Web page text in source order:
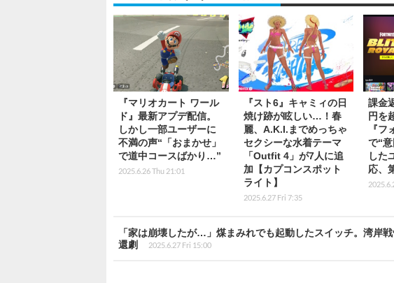
『マリオカート ワール
ド』最新アプデ配信。
しかし一部ユーザーに
不満の声“「おまかせ」
で道中コースばかり…”
2025.6.26 Thu 21:01
『スト6』キャミィの日
焼け跡が眩しい…！春
麗、A.K.I.までめっちゃ
セクシーな水着テーマ
「Outfit 4」が7人に追
加【カプコンスポット
ライト】
2025.6.27 Fri 7:35
課金
円を
『フ
で“
した
応、
「家は崩壊したが…」煤まみれでも起動したスイッチ。湾岸
還劇
2025.6.27 Fri 15:00